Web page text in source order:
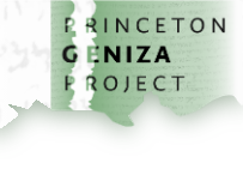
إلى المحتوى الرئيسي
الرئيسية